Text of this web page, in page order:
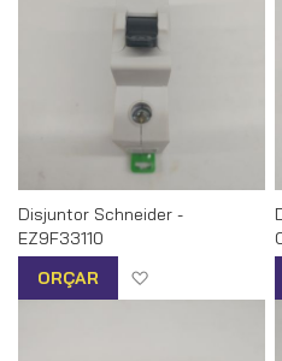
Disjuntor Schneider -
EZ9F33110
ORÇAR
Adicionar à